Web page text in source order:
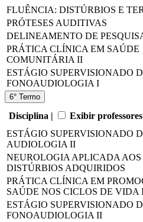
FLUÊNCIA: DISTÚRBIOS E
PRÓTESES AUDITIVAS
DELINEAMENTO DE
PRÁTICA CLÍNICA EM SAÚDE
COMUNITÁRIA II
ESTÁGIO SUPERVISIONADO
FONOAUDIOLOGIA I
6° Termo
Disciplina | Exibir
ESTÁGIO SUPERVISIONADO
AUDIOLOGIA II
NEUROLOGIA APLICADA AOS
DISTÚRBIOS ADQUIRIDOS
PRÁTICA CLÍNICA EM
SAÚDE NOS CICLOS DE VIDA
ESTÁGIO SUPERVISIONADO
FONOAUDIOLOGIA II